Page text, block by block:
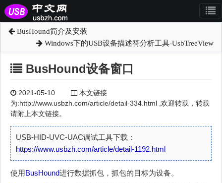
BusHound简介及安装
Windows下的USB设备描述符分析工具-UsbTreeView
BusHound设备窗口
2021-05-10
本文链接
为:http://www.usbzh.com/article/detail-334.html ,欢迎转载，转载
请附上本文链接。
USB-HID-UVC-UAC调试工具下载：
https://www.usbzh.com/article/detail-1192.html
使用BusHound进行数据抓包，抓包的目标为设备。